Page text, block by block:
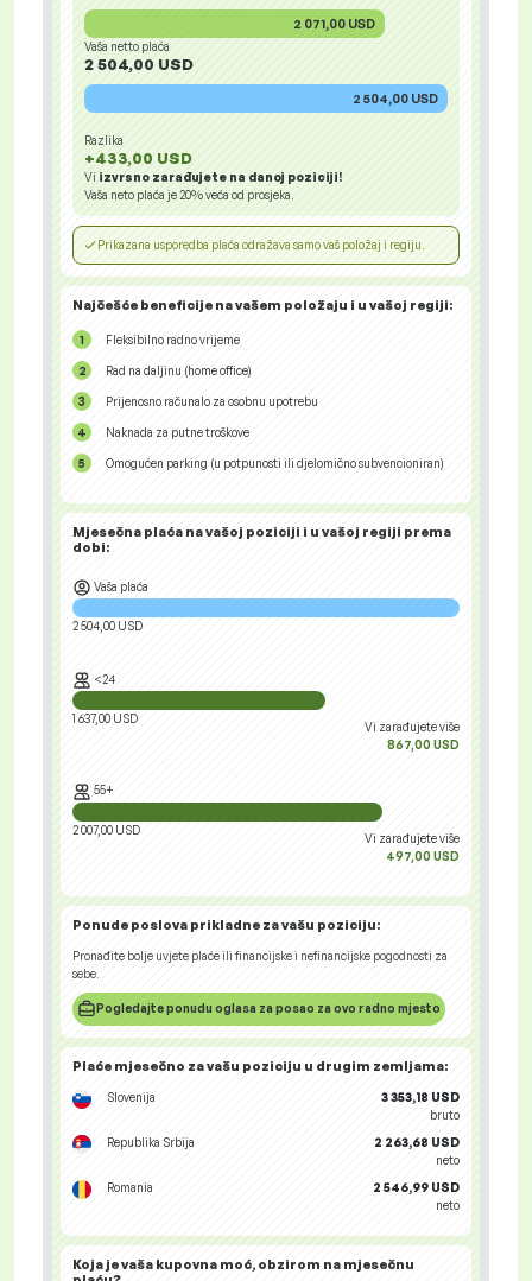
2 071,00 USD
Vaša netto plaća
2 504,00 USD
2 504,00 USD
Razlika
+433,00 USD
Vi izvrsno zarađujete na danoj poziciji!
Vaša neto plaća je20%veća od prosjeka.
Prikazana usporedba plaća odražava samo vaš položaj i regiju.
Najčešće beneficije na vašem položaju i u vašoj regiji:
Fleksibilno radno vrijeme
Rad na daljinu (home office)
Prijenosno računalo za osobnu upotrebu
Naknada za putne troškove
Omogućen parking (u potpunosti ili djelomično subvencioniran)
Mjesečna plaća na vašoj poziciji i u vašoj regiji prema
dobi:
Vaša plaća
2 504,00 USD
<24
1 637,00 USD
Vi zarađujete više
867,00 USD
55+
2 007,00 USD
Vi zarađujete više
497,00 USD
Ponude poslova prikladne za vašu poziciju:
Pronađite bolje uvjete plaće ili financijske i nefinancijske pogodnosti za
sebe.
Pogledajte ponudu oglasa za posao za ovo radno mjesto
Plaće mjesečno za vašu poziciju u drugim zemljama:
Slovenija
3 353,18 USD
bruto
Republika Srbija
2 263,68 USD
neto
Romania
2 546,99 USD
neto
Koja je vaša kupovna moć, obzirom na mjesečnu